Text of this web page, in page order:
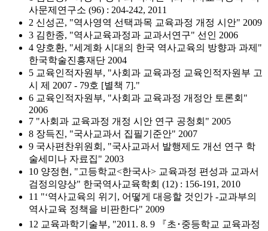
사문제연구소 (96) : 204-242, 2011
2 신성곤, "역사영역 선택과목 교육과정 개정 시안" 2009
3 김한종, "역사교육과정과 교과서연구" 선인 2006
4 양호환, "세계화 시대의 한국 역사교육의 방향과 과제"
한국학술진흥재단 2004
5 교육인적자원부, "사회과 교육과정 교육인적자원부 고
시 제 2007 - 79호 [별책 7]."
6 교육인적자원부, "사회과 교육과정 개정안 토론회"
2006
7 "사회과 교육과정 개정 시안 연구 공청회" 2005
8 장득진, "국사교과서 집필기준안" 2007
9 국사편찬위원회, "국사교과서 발행제도 개선 연구 학
술세미나 자료집" 2003
10 양정현, "고등학교<한국사> 교육과정 편성과 교과서
검정의양상" 한국역사교육학회 (12) : 156-191, 2010
11 "‘역사교육의 위기, 어떻게 대응할 것인가 -교과부의
역사교육 정책을 비판한다" 2009
12 교육과학기술부, "2011. 8. 9 『초･중등학교 교육과정